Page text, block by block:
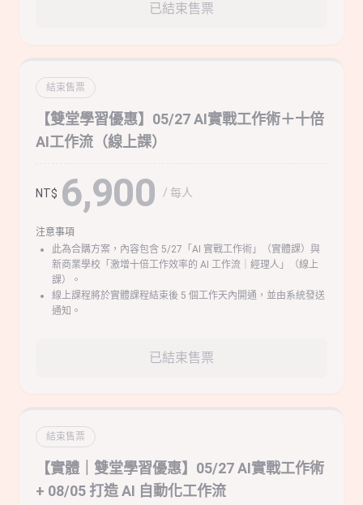
已結束售票
結束售票
【雙堂學習優惠】05/27 AI實戰工作術＋十倍
AI工作流（線上課）
NT$ 6,900 / 每人
注意事項
此為合購方案，內容包含 5/27「AI 實戰工作術」（實體課）與
新商業學校「激增十倍工作效率的 AI 工作流｜經理人」（線上
課）。
線上課程將於實體課程結束後 5 個工作天內開通，並由系統發送
通知。
已結束售票
結束售票
【實體｜雙堂學習優惠】05/27 AI實戰工作術
+ 08/05 打造 AI 自動化工作流